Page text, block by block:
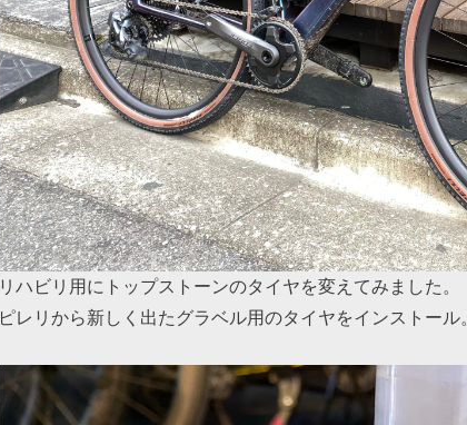
リハビリ用にトップストーンのタイヤを変えてみました。
ピレリから新しく出たグラベル用のタイヤをインストール。